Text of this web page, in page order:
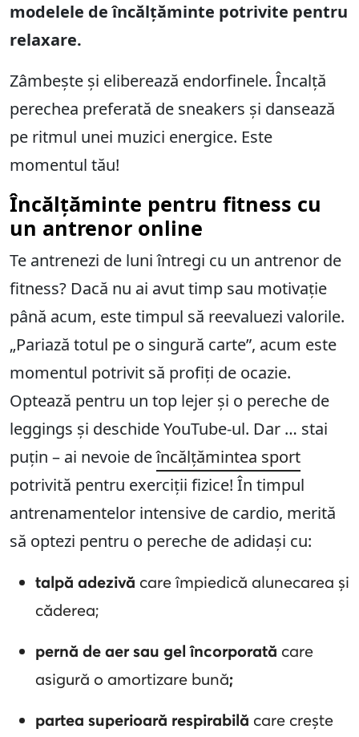
modelele de încălțăminte potrivite pentru
relaxare.
Zâmbește și eliberează endorfinele. Încalță
perechea preferată de sneakers și dansează
pe ritmul unei muzici energice. Este
momentul tău!
Încălțăminte pentru fitness cu
un antrenor online
Te antrenezi de luni întregi cu un antrenor de
fitness? Dacă nu ai avut timp sau motivație
până acum, este timpul să reevaluezi valorile.
„Pariază totul pe o singură carte”, acum este
momentul potrivit să profiți de ocazie.
Optează pentru un top lejer și o pereche de
leggings și deschide YouTube-ul. Dar … stai
puțin – ai nevoie deîncălțămintea sport
potrivită pentru exerciții fizice! În timpul
antrenamentelor intensive de cardio, merită
să optezi pentru o pereche de adidași cu:
talpă adezivă care împiedică alunecarea și
căderea;
pernă de aer sau gel încorporată care
asigură o amortizare bună;
partea superioară respirabilă care crește